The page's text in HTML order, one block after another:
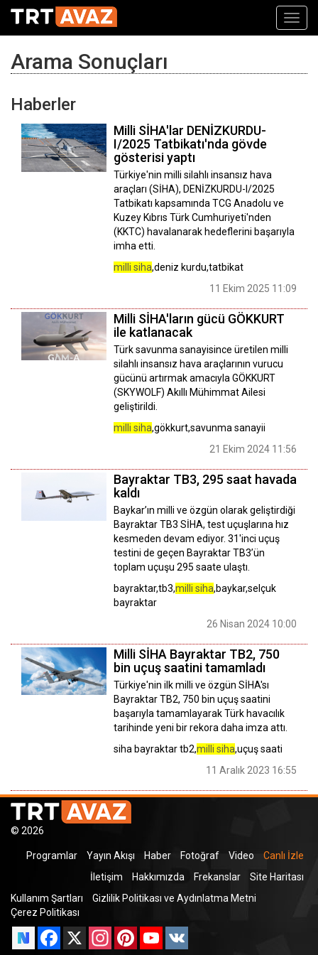
Arama Sonuçları
Haberler
Milli SİHA'lar DENİZKURDU-
I/2025 Tatbikatı'nda gövde
gösterisi yaptı
Türkiye'nin milli silahlı insansız hava
araçları (SİHA), DENİZKURDU-I/2025
Tatbikatı kapsamında TCG Anadolu ve
Kuzey Kıbrıs Türk Cumhuriyeti'nden
(KKTC) havalanarak hedeflerini başarıyla
imha etti.
milli siha,deniz kurdu,tatbikat
11 Ekim 2025 11:09
Milli SİHA'ların gücü GÖKKURT
ile katlanacak
Türk savunma sanayisince üretilen milli
silahlı insansız hava araçlarının vurucu
gücünü artırmak amacıyla GÖKKURT
(SKYWOLF) Akıllı Mühimmat Ailesi
geliştirildi.
milli siha,gökkurt,savunma sanayii
21 Ekim 2024 11:56
Bayraktar TB3, 295 saat havada
kaldı
Baykar’ın milli ve özgün olarak geliştirdiği
Bayraktar TB3 SİHA, test uçuşlarına hız
kesmeden devam ediyor. 31'inci uçuş
testini de geçen Bayraktar TB3’ün
toplam uçuşu 295 saate ulaştı.
bayraktar,tb3,milli siha,baykar,selçuk
bayraktar
26 Nisan 2024 10:00
Milli SİHA Bayraktar TB2, 750
bin uçuş saatini tamamladı
Türkiye'nin ilk milli ve özgün SİHA'sı
Bayraktar TB2, 750 bin uçuş saatini
başarıyla tamamlayarak Türk havacılık
tarihinde yeni bir rekora daha imza attı.
siha bayraktar tb2,milli siha,uçuş saati
11 Aralık 2023 16:55
© 2026
Programlar Yayın Akışı Haber Fotoğraf Video
Canlı İzle
İletişim
Hakkımızda Frekanslar
Site Haritası
Kullanım Şartları
Gizlilik Politikası ve Aydınlatma Metni
Çerez Politikası
Facebook
X InstagramPinterestYouTube